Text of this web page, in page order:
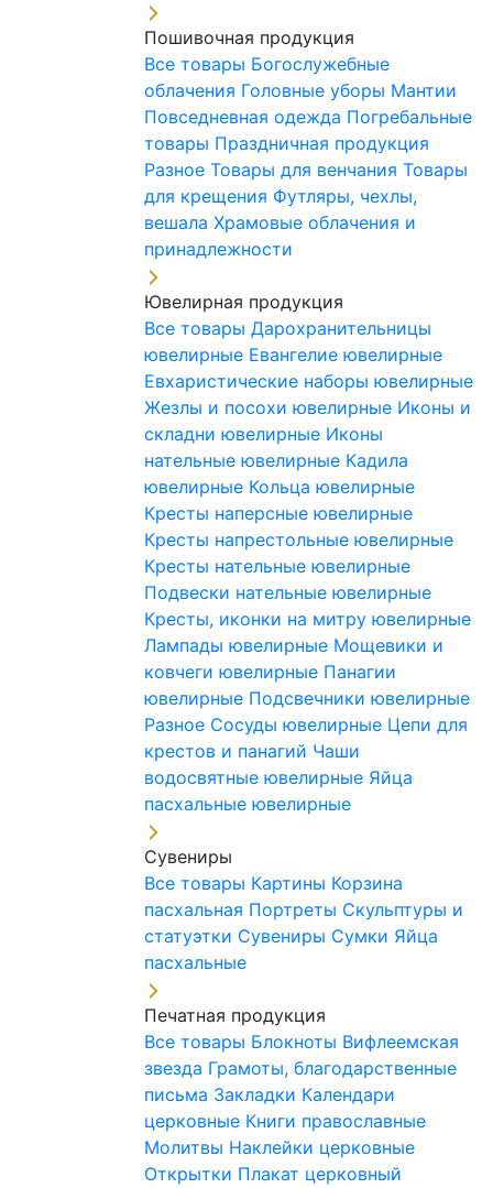
Пошивочная продукция
Все товары Богослужебные
облачения Головные уборы Мантии
Повседневная одежда Погребальные
товары Праздничная продукция
Разное Товары для венчания Товары
для крещения Футляры, чехлы,
вешала Храмовые облачения и
принадлежности
Ювелирная продукция
Все товары Дарохранительницы
ювелирные Евангелие ювелирные
Евхаристические наборы ювелирные
Жезлы и посохи ювелирные Иконы и
складни ювелирные Иконы
нательные ювелирные Кадила
ювелирные Кольца ювелирные
Кресты наперсные ювелирные
Кресты напрестольные ювелирные
Кресты нательные ювелирные
Подвески нательные ювелирные
Кресты, иконки на митру ювелирные
Лампады ювелирные Мощевики и
ковчеги ювелирные Панагии
ювелирные Подсвечники ювелирные
Разное Сосуды ювелирные Цепи для
крестов и панагий Чаши
водосвятные ювелирные Яйца
пасхальные ювелирные
Сувениры
Все товары Картины Корзина
пасхальная Портреты Скульптуры и
статуэтки Сувениры Сумки Яйца
пасхальные
Печатная продукция
Все товары Блокноты Вифлеемская
звезда Грамоты, благодарственные
письма Закладки Календари
церковные Книги православные
Молитвы Наклейки церковные
Открытки Плакат церковный